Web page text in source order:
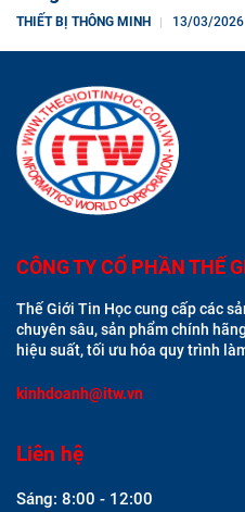
THIẾT BỊ THÔNG MINH 13/03/2026
CÔNG TY CỔ PHẦN THẾ
Thế Giới Tin Học cung cấp các
chuyên sâu, sản phẩm chính
hiệu suất, tối ưu hóa quy trình
kinhdoanh@itw.vn
Liên hệ
Sáng: 8:00 - 12:00